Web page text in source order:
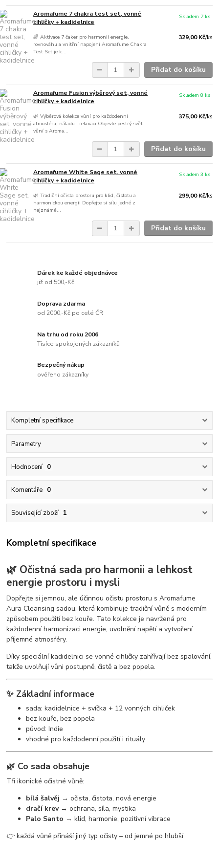
Aromafume 7 chakra test set, vonné
cihličky + kadidelnice
🌈 Aktivace 7 čaker pro harmonii energie,
rovnováhu a vnitřní napojení Aromafume Chakra
Test Set je k...
329,00 Kč/ks
Skladem 7 ks
Přidat do košíku
Aromafume Fusion výběrový set, vonné
cihličky + kadidelnice
🌿 Výběrová kolekce vůní pro každodenní
atmosféru, náladu i relaxaci Objevte pestrý svět
vůní s Aroma...
375,00 Kč/ks
Skladem 8 ks
Přidat do košíku
Aromafume White Sage set, vonné
cihličky + kadidelnice
🌿 Tradiční očista prostoru pro klid, čistotu a
harmonickou energii Dopřejte si sílu jedné z
nejznámě...
299,00 Kč/ks
Skladem 3 ks
Přidat do košíku
Dárek ke každé objednávce
již od 500,-Kč
Doprava zdarma
od 2000,-Kč po celé ČR
Na trhu od roku 2006
Tisíce spokojených zákazníků
Bezpečný nákup
ověřeno zákazníky
Kompletní specifikace
Parametry
Hodnocení 0
Komentáře 0
Související zboží 1
Kompletní specifikace
🌿 Očistná sada pro harmonii a lehkost
energie prostoru i mysli
Dopřejte si jemnou, ale účinnou očistu prostoru s Aromafume
Aura Cleansing sadou, která kombinuje tradiční vůně s moderním
způsobem použití bez kouře. Tato kolekce je navržená pro
každodenní harmonizaci energie, uvolnění napětí a vytvoření
příjemné atmosféry.
Díky speciální kadidelnici se vonné cihličky zahřívají bez spalování,
takže uvolňují vůni postupně, čistě a bez popela.
✨ Základní informace
sada: kadidelnice + svíčka + 12 vonných cihliček
bez kouře, bez popela
původ: Indie
vhodné pro každodenní použití i rituály
🌿 Co sada obsahuje
Tři ikonické očistné vůně:
bílá šalvěj → očista, čistota, nová energie
dračí krev→ ochrana, síla, mystika
Palo Santo → klid, harmonie, pozitivní vibrace
👉 každá vůně přináší jiný typ očisty – od jemné po hlubší